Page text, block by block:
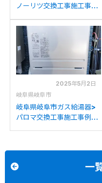
ノーリツ交換工事施工事
C2432AWXからノーリツ
GT-C2072AW BLへの交
換
2025年5月2日
岐阜県岐阜市
岐阜県岐阜市ガス給湯器>
パロマ交換工事施工事例：
一